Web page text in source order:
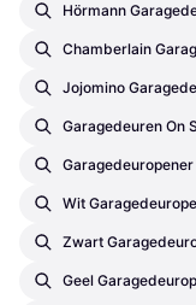
Hörmann
Chamberlain
Jojomino
Garagedeuren On
Wit
Zwart
Geel